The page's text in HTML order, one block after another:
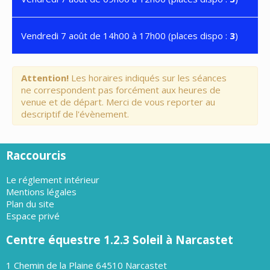
Vendredi 7 août de 14h00 à 17h00 (places dispo : 3)
Attention! Les horaires indiqués sur les séances
ne correspondent pas forcément aux heures de
venue et de départ. Merci de vous reporter au
descriptif de l'évènement.
Raccourcis
Le réglement intérieur
Mentions légales
Plan du site
Espace privé
Centre équestre 1.2.3 Soleil à Narcastet
1 Chemin de la Plaine 64510 Narcastet